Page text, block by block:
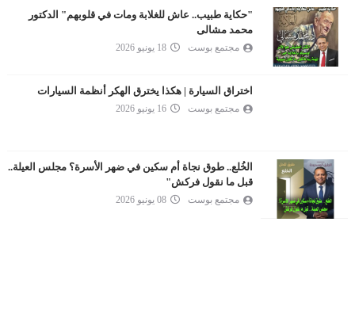
"حكاية طبيب.. عاش للغلابة ومات في قلوبهم" الدكتور
محمد مشالى
مجتمع بوست 18 يونيو 2026
اختراق السيارة | هكذا يخترق الهكر أنظمة السيارات
مجتمع بوست 16 يونيو 2026
الخُلع.. طوق نجاة أم سكين في ضهر الأسرة؟ مجلس العيلة..
قبل ما نقول فركش"
مجتمع بوست 08 يونيو 2026